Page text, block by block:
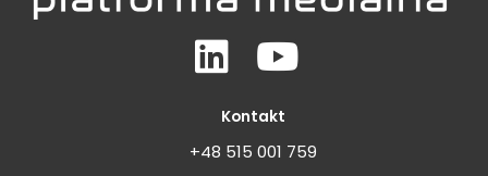
LinkedinYoutube
Kontakt
+48 515 001 759